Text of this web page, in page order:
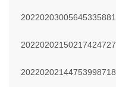
20220203005645335881
20220202150217424727
20220202144753998718